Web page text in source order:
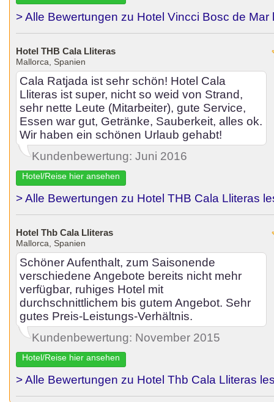
> Alle Bewertungen zu Hotel Vincci Bosc de Mar
Hotel THB Cala Lliteras
Mallorca, Spanien
Cala Ratjada ist sehr schön! Hotel Cala
Lliteras ist super, nicht so weid von Strand,
sehr nette Leute (Mitarbeiter), gute Service,
Essen war gut, Getränke, Sauberkeit, alles ok.
Wir haben ein schönen Urlaub gehabt!
Kundenbewertung: Juni 2016
Hotel/Reise hier ansehen
> Alle Bewertungen zu Hotel THB Cala Lliteras
Hotel Thb Cala Lliteras
Mallorca, Spanien
Schöner Aufenthalt, zum Saisonende
verschiedene Angebote bereits nicht mehr
verfügbar, ruhiges Hotel mit
durchschnittlichem bis gutem Angebot. Sehr
gutes Preis-Leistungs-Verhältnis.
Kundenbewertung: November 2015
Hotel/Reise hier ansehen
> Alle Bewertungen zu Hotel Thb Cala Lliteras